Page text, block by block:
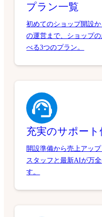
プラン一覧
初めてのショップ開設
の運営まで、ショップ
べる3つのプラン。
充実のサポート
開設準備から売上アッ
スタッフと最新AIが万
す。